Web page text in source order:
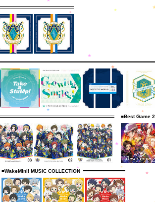
■Best Game 2
■WakeMini! MUSIC COLLECTION